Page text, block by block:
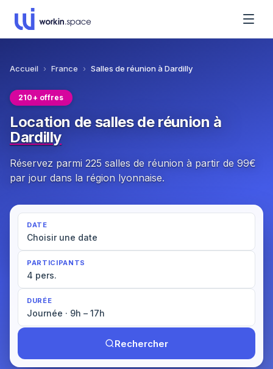
Accueil › France › Salles de réunion à Dardilly
210+ offres
Location de salles de réunion à
Dardilly
Réservez parmi 225 salles de réunion à partir de 99€
par jour dans la région lyonnaise.
DATE
Choisir une date
PARTICIPANTS
4 pers.
DURÉE
Journée · 9h – 17h
Rechercher